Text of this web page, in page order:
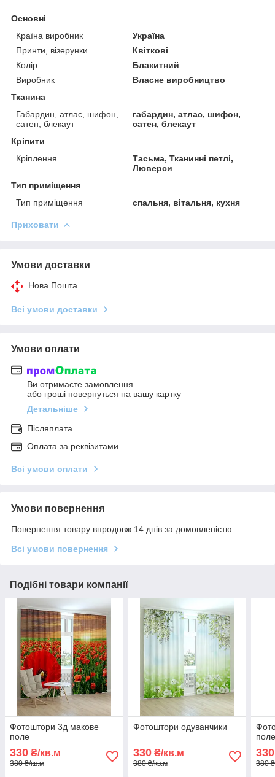
Основні
Країна виробник
Україна
Принти, візерунки
Квіткові
Колір
Блакитний
Виробник
Власне виробництво
Тканина
Габардин, атлас, шифон,
сатен, блекаут
габардин, атлас, шифон,
сатен, блекаут
Кріпити
Кріплення
Тасьма, Тканинні петлі,
Люверси
Тип приміщення
Тип приміщення
спальня, вітальня, кухня
Приховати
Умови доставки
Нова Пошта
Всі умови доставки
Умови оплати
Ви отримаєте замовлення
або гроші повернуться на вашу картку
Детальніше
Післяплата
Оплата за реквізитами
Всі умови оплати
Умови повернення
Повернення товару впродовж 14 днів за домовленістю
Всі умови повернення
Подібні товари компанії
Фотоштори 3д макове
поле
330 ₴/кв.м
380 ₴/кв.м
Фотоштори одуванчики
330₴/кв.м
380 ₴/кв.м
330
380